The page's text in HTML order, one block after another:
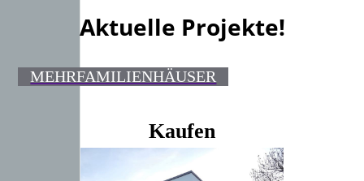
Aktuelle Projekte!
MEHRFAMILIENHÄUSER
Kaufen